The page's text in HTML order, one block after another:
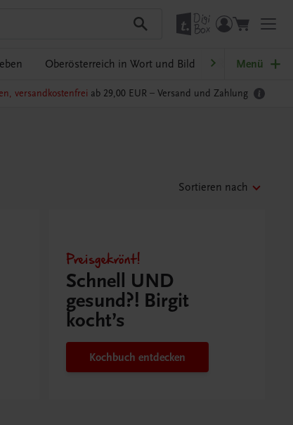
Oberösterreich in Wort und Bild Ratgeber
Menü
versandkostenfrei ab 29,00 EUR – Versand und Zahlung
Sortieren nach
Preisgekrönt!
Schnell UND
gesund?! Birgit
kocht’s
Kochbuch entdecken